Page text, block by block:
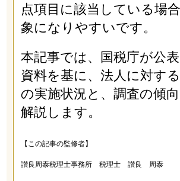
点項目に該当している場
象になりやすいです。
本記事では、国税庁が公
資料を基に、法人に対す
の実施状況と、調査の傾
解説します。
【この記事の監修者】
讃良周泰税理士事務所 税理士 讃良 周泰